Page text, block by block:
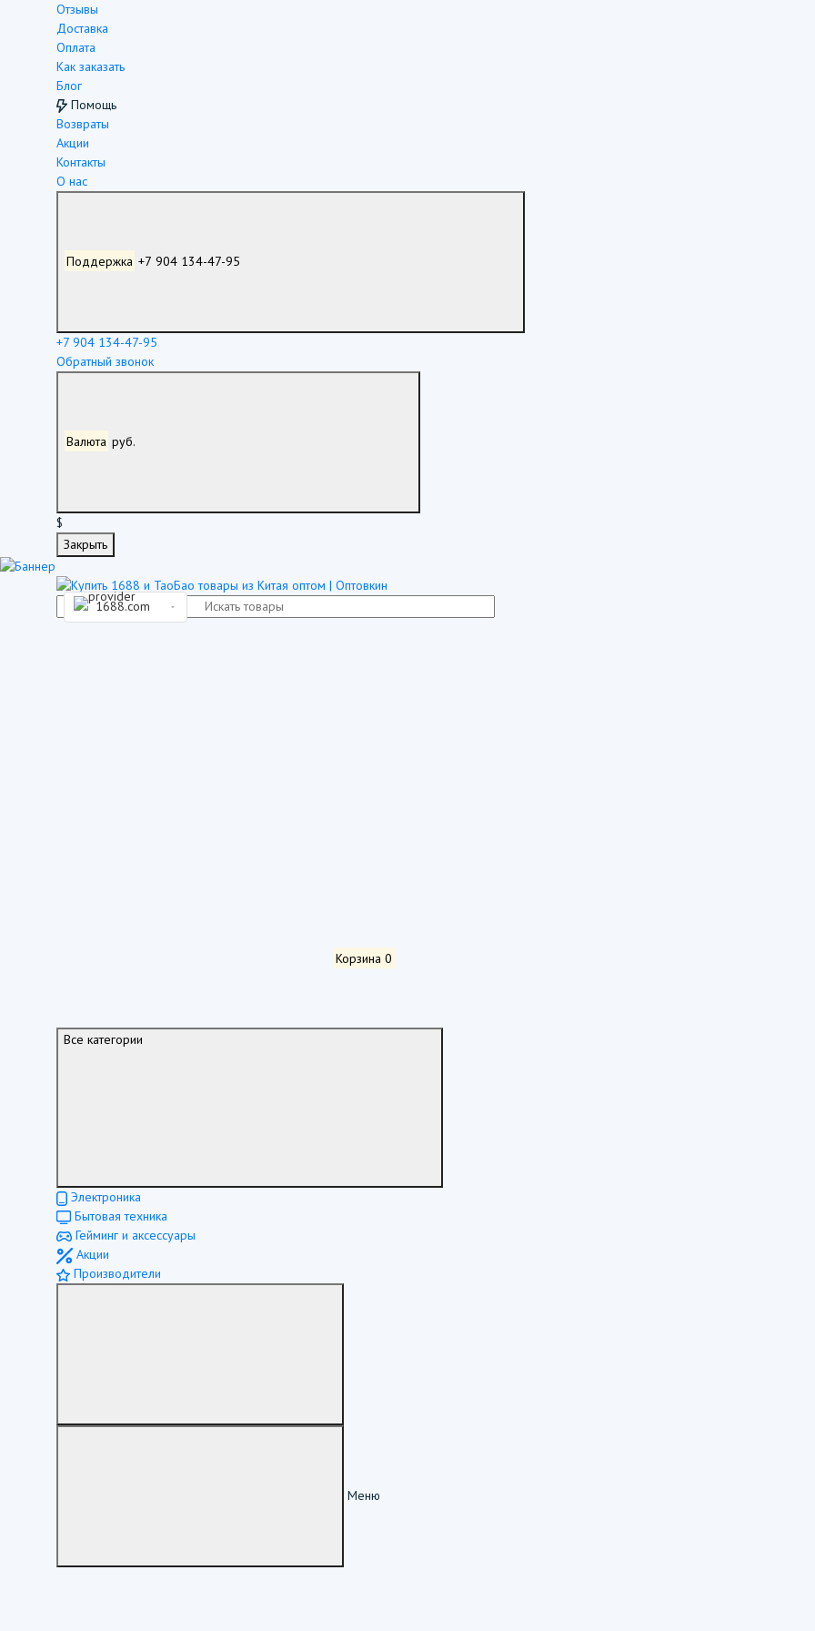
Отзывы
Доставка
Оплата
Как заказать
Блог
Помощь
Возвраты
Акции
Контакты
О нас
Поддержка +7 904 134-47-95
+7 904 134-47-95
Обратный звонок
Валюта руб.
$
Закрыть
1688.com
Корзина 0
Все категории
Электроника
Бытовая техника
Гейминг и аксессуары
Акции
Производители
Меню